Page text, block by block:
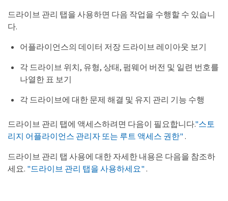
드라이브 관리 탭을 사용하면 다음 작업을 수행할 수 있습니
다.
어플라이언스의 데이터 저장 드라이브 레이아웃 보기
각 드라이브 위치, 유형, 상태, 펌웨어 버전 및 일련 번호를
나열한 표 보기
각 드라이브에 대한 문제 해결 및 유지 관리 기능 수행
드라이브 관리 탭에 액세스하려면 다음이 필요합니다."스토
리지 어플라이언스 관리자 또는 루트 액세스 권한" .
드라이브 관리 탭 사용에 대한 자세한 내용은 다음을 참조하
세요. "드라이브 관리 탭을 사용하세요" .